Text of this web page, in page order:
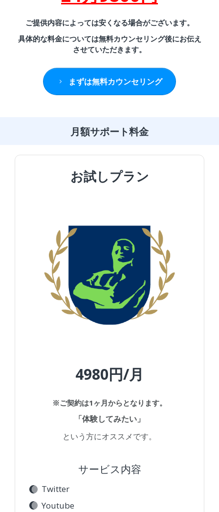
ご提供内容によっては安くなる場合がございます。
具体的な料金については無料カウンセリング後にお伝え
させていただきます。
まずは無料カウンセリング
月額サポート料金
お試しプラン
4980円/月
※ご契約は1ヶ月からとなります。
「体験してみたい」
という方にオススメです。
サービス内容
Twitter
Youtube